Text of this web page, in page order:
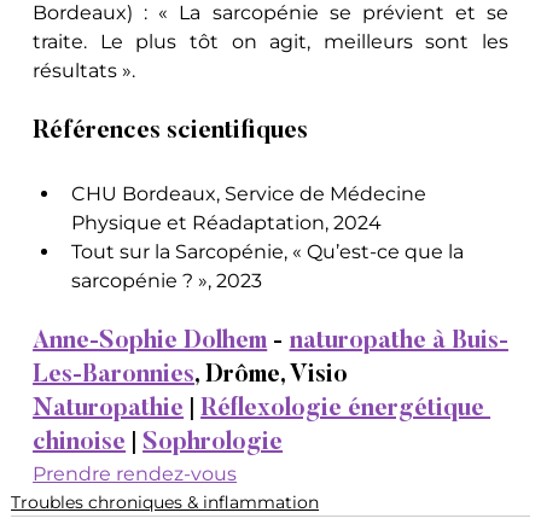
Bordeaux) : « La sarcopénie se prévient et se
traite. Le plus tôt on agit, meilleurs sont les
résultats ».
Références scientifiques
CHU Bordeaux, Service de Médecine
Physique et Réadaptation, 2024
Tout sur la Sarcopénie, « Qu’est-ce que la
sarcopénie ? », 2023
Anne-Sophie Dolhem - naturopathe à Buis-
Les-Baronnies, Drôme, Visio
Naturopathie | Réflexologie énergétique
chinoise | Sophrologie
Prendre rendez-vous
Troubles chroniques & inflammation